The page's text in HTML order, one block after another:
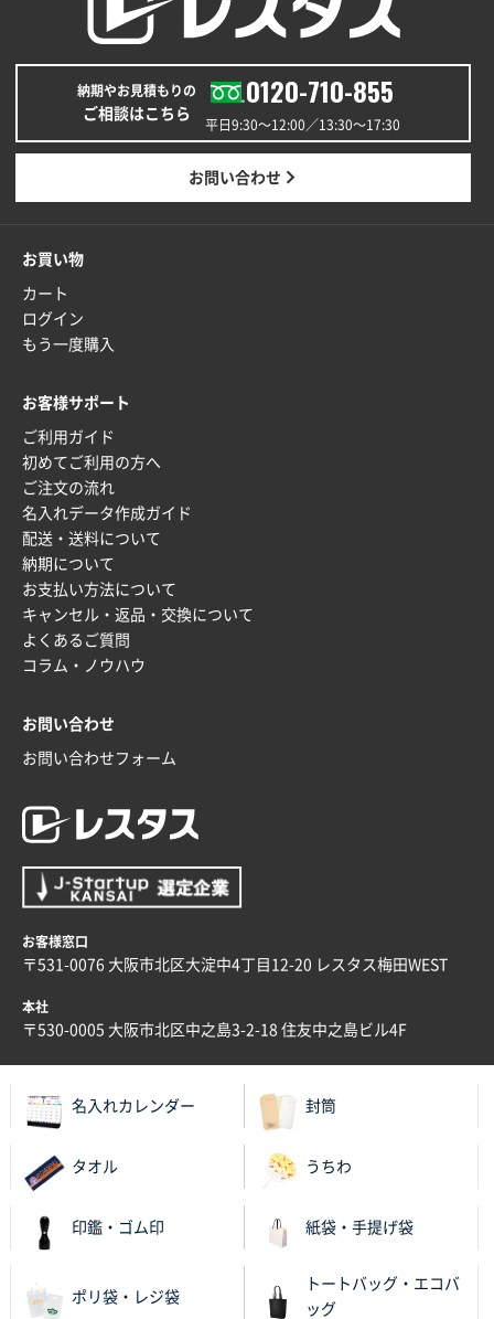
青森県K社様
安い
ワンポイント箔押し紙袋 M横サイズ(A4対応)
価格と納期が希望に合ったから
神奈川県S社様
ワンポイント箔押し紙袋 M横サイズ(A4対応)
2025年12月16日 10:39
富山県O社様
uni ジェットストリーム 07
2025年12月09日 14:04
安い、早い
埼玉県G社様
ラミネート紙袋 規格L4サイズ(B4対応)
2025年12月04日 17:34
兵庫県のお客様
ロゴが入れられること
大阪府E社様
ECOワンポイントポリ袋 A4サイズ（白）
他部署のスタッフからの指示
A4箔押し名入れクリアファイル300枚
2025年11月27日 10:45
以前発注しているので、データが残っている点が良か
ったので
栃木県M社様
2025年11月25日 16:41
前回同様、安心できるから
茨城県G社様
納期やお見積もりの
ご相談はこちら
0120-710-855
平日9:30〜12:00／13:30〜17:30
お問い合わせ
お買い物
カート
ログイン
もう一度購入
お客様サポート
ご利用ガイド
初めてご利用の方へ
ご注文の流れ
名入れデータ作成ガイド
配送・送料について
納期について
お支払い方法について
キャンセル・返品・交換について
よくあるご質問
コラム・ノウハウ
お問い合わせ
お問い合わせフォーム
お客様窓口
〒531-0076 大阪市北区大淀中4丁目12-20 レスタス梅田WEST
本社
〒530-0005 大阪市北区中之島3-2-18 住友中之島ビル4F
名入れカレンダー 封筒
タオル うちわ
印鑑・ゴム印 紙袋・手提げ袋
ポリ袋・レジ袋
トートバッグ・エコバ
ッグ